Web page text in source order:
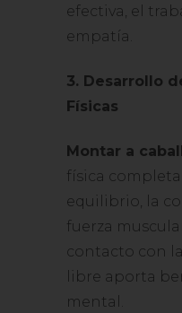
efectiva, el
empatía.
3. Desarrollo
Físicas
Montar a
física completa
equilibrio, la
fuerza
contacto con
libre aporta
mental.